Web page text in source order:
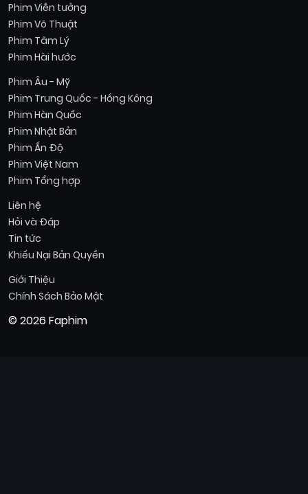
Phim Viễn tưởng
Phim Võ Thuật
Phim Tâm Lý
Phim Hài hước
Phim Âu - Mỹ
Phim Trung Quốc - Hồng Kông
Phim Hàn Quốc
Phim Nhật Bản
Phim Ấn Độ
Phim Việt Nam
Phim Tổng hợp
Liên hệ
Hỏi và Đáp
Tin tức
Khiếu Nại Bản Quyền
Giới Thiệu
Chính Sách Bảo Mật
© 2026 Faphim